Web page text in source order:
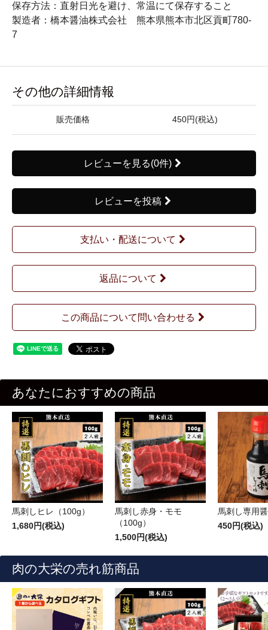
保存方法：直射日光を避け、常温にて保存すること
製造者：橋本醤油株式会社 熊本県熊本市北区貢町780-
7
その他の詳細情報
販売価格 450円(税込)
レビューを見る(0件)
レビューを投稿
支払い・配送について
返品について
この商品について問い合わせる
あなたにおすすめの商品
馬刺しヒレ（100g）
1,680円(税込)
馬刺し赤身・モモ
（100g）
1,500円(税込)
馬刺し専用
450円(税込)
肉の大栄の売れ筋商品